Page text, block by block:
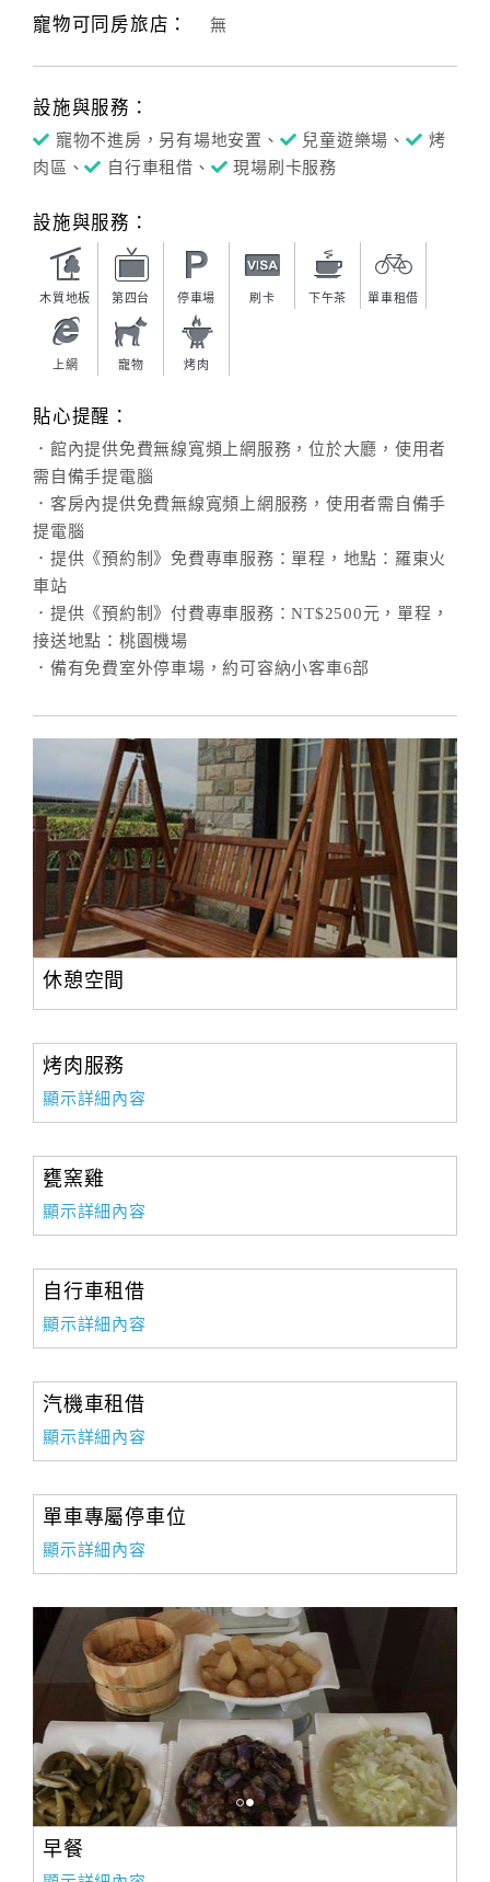
寵物可同房旅店： 無
設施與服務：
寵物不進房，另有場地安置、 兒童遊樂場、
烤
肉區、
自行車租借、 現場刷卡服務
設施與服務：
木質地板 第四台 停車場 刷卡 下午茶 單車租借
上網 寵物 烤肉
貼心提醒：
．館內提供免費無線寬頻上網服務，位於大廳，使用者
需自備手提電腦
．客房內提供免費無線寬頻上網服務，使用者需自備手
提電腦
．提供《預約制》免費專車服務：單程，地點：羅東火
車站
．提供《預約制》付費專車服務：NT$2500元，單程，
接送地點：桃園機場
．備有免費室外停車場，約可容納小客車6部
休憩空間
烤肉服務
顯示詳細內容
甕窯雞
顯示詳細內容
自行車租借
顯示詳細內容
汽機車租借
顯示詳細內容
單車專屬停車位
顯示詳細內容
早餐